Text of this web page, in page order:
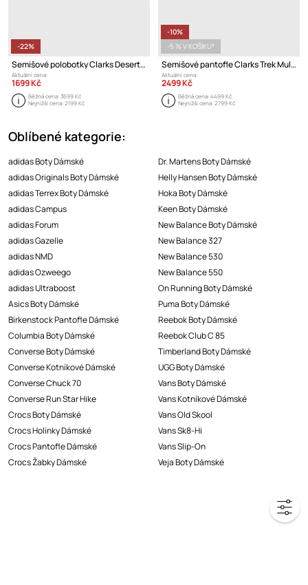
-22%
Semišové polobotky Clarks Desert Boot
Aktuální cena:
1699 Kč
Běžná cena:3699 Kč
Nejnižší cena:2199 Kč
-10%
-5 % V KOŠÍKU*
Semišové pantofle Clarks Trek Mule
Aktuální cena:
2499 Kč
Běžná cena:4499 Kč
Nejnižší cena:2799 Kč
Oblíbené kategorie:
adidas Boty Dámské
adidas Originals Boty Dámské
adidas Terrex Boty Dámské
adidas Campus
adidas Forum
adidas Gazelle
adidas NMD
adidas Ozweego
adidas Ultraboost
Asics Boty Dámské
Birkenstock Pantofle Dámské
Columbia Boty Dámské
Converse Boty Dámské
Converse Kotníkové Dámské
Converse Chuck 70
Converse Run Star Hike
Crocs Boty Dámské
Crocs Holinky Dámské
Crocs Pantofle Dámské
Crocs Žabky Dámské
Dr. Martens Boty Dámské
Helly Hansen Boty Dámské
Hoka Boty Dámské
Keen Boty Dámské
New Balance Boty Dámské
New Balance 327
New Balance 530
New Balance 550
On Running Boty Dámské
Puma Boty Dámské
Reebok Boty Dámské
Reebok Club C 85
Timberland Boty Dámské
UGG Boty Dámské
Vans Boty Dámské
Vans Kotníkové Dámské
Vans Old Skool
Vans Sk8-Hi
Vans Slip-On
Veja Boty Dámské